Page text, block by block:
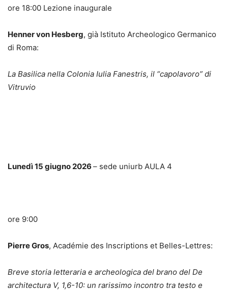
ore 18:00 Lezione inaugurale
Henner von Hesberg, già Istituto Archeologico Germanico
di Roma:
La Basilica nella Colonia Iulia Fanestris, il “capolavoro” di
Vitruvio
Lunedì 15 giugno 2026 – sede uniurb AULA 4
ore 9:00
Pierre Gros, Académie des Inscriptions et Belles-Lettres:
Breve storia letteraria e archeologica del brano del De
architectura V, 1,6-10: un rarissimo incontro tra testo e